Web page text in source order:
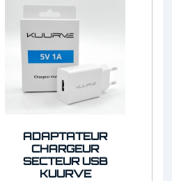
ADAPTATEUR
CHARGEUR
SECTEUR USB
KUURVE